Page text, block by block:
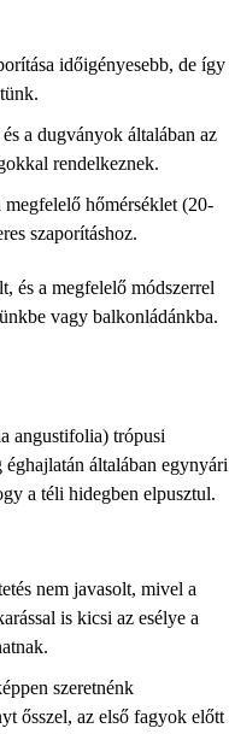
időigényesebb, de így
a dugványok általában az
rendelkeznek.
hőmérséklet (20-
szaporításhoz.
és a megfelelő módszerrel
vagy balkonládánkba.
angustifolia) trópusi
általában egynyári
a téli hidegben elpusztul.
nem javasolt, mivel a
is kicsi az esélye a
szeretnénk
ősszel, az első fagyok előtt